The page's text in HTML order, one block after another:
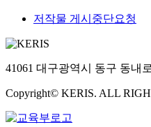
저작물 게시중단요청
41061 대구광역시 동구 동내
Copyright© KERIS. ALL